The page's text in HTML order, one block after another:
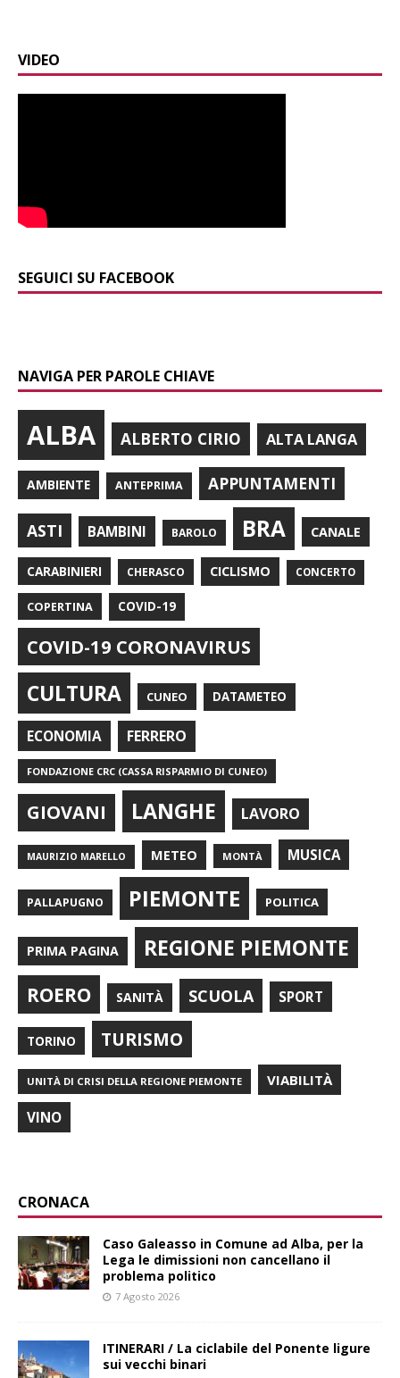
VIDEO
SEGUICI SU FACEBOOK
NAVIGA PER PAROLE CHIAVE
ALBA ALBERTO CIRIO ALTA LANGA
AMBIENTE ANTEPRIMA APPUNTAMENTI
ASTI BAMBINI BAROLO BRA CANALE
CARABINIERI CHERASCO CICLISMO CONCERTO
COPERTINA COVID-19
COVID-19 CORONAVIRUS
CULTURA CUNEO DATAMETEO
ECONOMIA FERRERO
FONDAZIONE CRC (CASSA RISPARMIO DI CUNEO)
GIOVANI LANGHE LAVORO
MAURIZIO MARELLO METEO MONTÀ MUSICA
PALLAPUGNO PIEMONTE POLITICA
PRIMA PAGINA REGIONE PIEMONTE
ROERO SANITÀ SCUOLA SPORT
TORINO TURISMO
UNITÀ DI CRISI DELLA REGIONE PIEMONTE VIABILITÀ
VINO
CRONACA
Caso Galeasso in Comune ad Alba, per la
Lega le dimissioni non cancellano il
problema politico
7 Agosto 2026
ITINERARI / La ciclabile del Ponente ligure
sui vecchi binari